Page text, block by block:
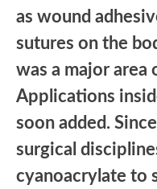
as wound
sutures on the
was a major area
Applications
soon added.
surgical
cyanoacrylate to